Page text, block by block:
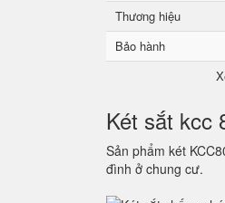
Thương hiệu
Bảo hành
Két sắt kcc
Sản phẩm két
đình ở chung cư.